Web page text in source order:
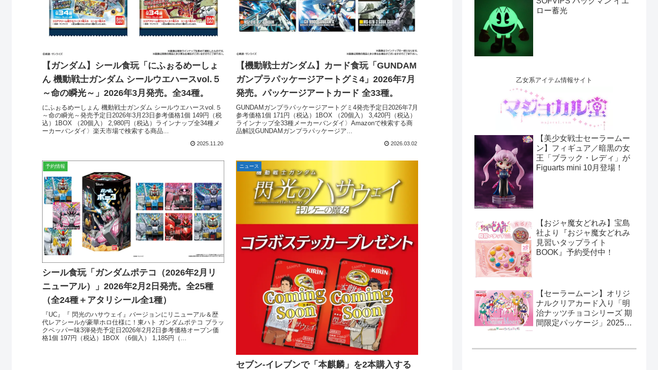
【ガンダム】シール食玩「にふぉるめーしょ
ん 機動戦士ガンダム シールウエハースvol.５
～命の瞬光～」2026年3月発売。全34種。
にふぉるめーしょん 機動戦士ガンダム シールウエハースvol.５
～命の瞬光～発売予定日2026年3月23日参考価格1個 149円（税
込）1BOX （20個入） 2,980円（税込）ラインナップ全34種メ
ーカーバンダイ〉楽天市場で検索する商品...
2025.11.20
【機動戦士ガンダム】カード食玩「GUNDAM
ガンプラパッケージアートグミ4」2026年7月
発売。パッケージアートカード 全33種。
GUNDAMガンプラパッケージアートグミ4発売予定日2026年7月
参考価格1個 171円（税込）1BOX （20個入） 3,420円（税込）
ラインナップ全33種メーカーバンダイ〉Amazonで検索する商
品解説GUNDAMガンプラパッケージア...
2026.03.02
予約情報
シール食玩「ガンダムポテコ（2026年2月リ
ニューアル）」2026年2月2日発売。全25種
（全24種＋アタリシール全1種）
『UC』『 閃光のハサウェイ』バージョンにリニューアル＆歴
代レアシールが豪華ホロ仕様に！東ハト ガンダムポテコ ブラッ
クペッパー味3弾発売予定日2026年2月2日参考価格オープン価
格1個 197円（税込）1BOX （6個入） 1,185円（...
ニュース
セブン-イレブンで「本麒麟」を2本購入する
ロー蓄光
乙女系アイテム情報サイト
【美少女戦士セーラームー
ン】フィギュア／暗黒の女
王「ブラック・レディ」が
Figuarts mini 10月登場！
【おジャ魔女どれみ】宝島
社より『おジャ魔女どれみ
見習いタップライト
BOOK』予約受付中！
【セーラームーン】オリジ
ナルクリアカード入り「明
治ナッツチョコシリーズ 期
間限定パッケージ」2025年